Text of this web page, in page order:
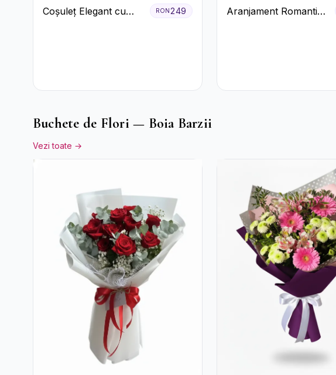
Coșuleț Elegant cu
RON249
Aranjament Romantic
Buchete de Flori — Boia Barzii
Vezi toate →